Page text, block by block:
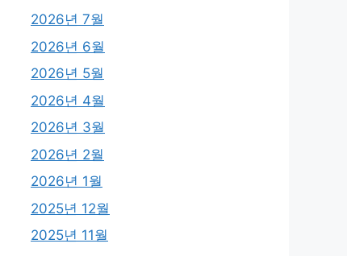
2026년 7월
2026년 6월
2026년 5월
2026년 4월
2026년 3월
2026년 2월
2026년 1월
2025년 12월
2025년 11월